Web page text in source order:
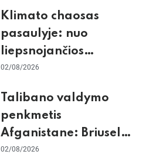
tikrieji taikiniai
Klimato chaosas
pasaulyje: nuo
liepsnojančios
Europos iki
Antarktidos
paradokso
02/08/2026
Talibano valdymo
penkmetis
Afganistane: Briuselio
vizito užkulisiai, gilus
02/08/2026